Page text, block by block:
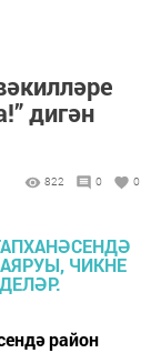
дигән
822 0 0
район